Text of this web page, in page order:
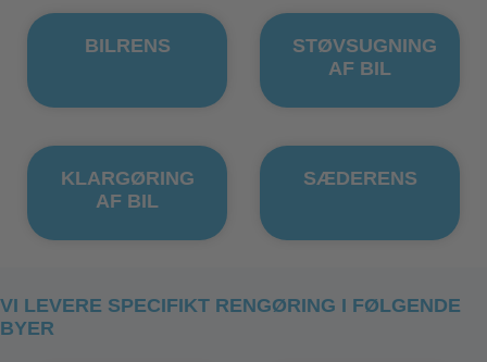
BILRENS
STØVSUGNING
AF BIL
KLARGØRING
AF BIL
SÆDERENS
VI LEVERE SPECIFIKT RENGØRING I FØLGENDE
BYER